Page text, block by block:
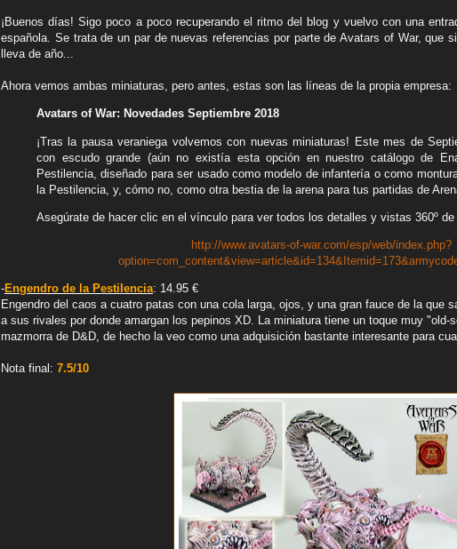
¡Buenos días! Sigo poco a poco recuperando el ritmo del blog y vuelvo con una
española. Se trata de un par de nuevas referencias por parte de Avatars of War, que
lleva de año...
Ahora vemos ambas miniaturas, pero antes, estas son las líneas de la propia empresa:
Avatars of War: Novedades Septiembre 2018
¡Tras la pausa veraniega volvemos con nuevas miniaturas! Este mes de
con escudo grande (aún no existía esta opción en nuestro catálogo de
Pestilencia, diseñado para ser usado como modelo de infantería o como
la Pestilencia, y, cómo no, como otra bestia de la arena para tus partidas de
Asegúrate de hacer clic en el vínculo para ver todos los detalles y vistas 360º de
http://www.avatars-of-war.com/esp/web/index.php?
-Engendro de la Pestilencia: 14.95 €
Engendro del caos a cuatro patas con una cola larga, ojos, y una gran fauce de la que
a sus rivales por donde amargan los pepinos XD. La miniatura tiene un toque muy "old-
mazmorra de D&D, de hecho la veo como una adquisición bastante interesante para
Nota final: 7.5/10